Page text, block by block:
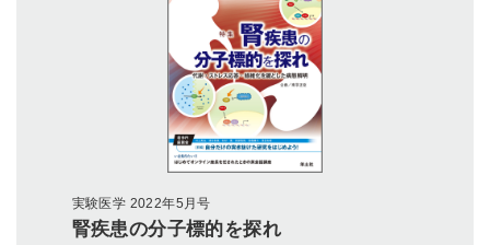
実験医学 2022年5月号
腎疾患の分子標的を探れ